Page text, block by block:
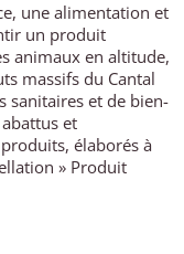
une alimentation et
un produit
animaux en altitude,
massifs du Cantal
sanitaires et de bien-
et
élaborés à
» Produit